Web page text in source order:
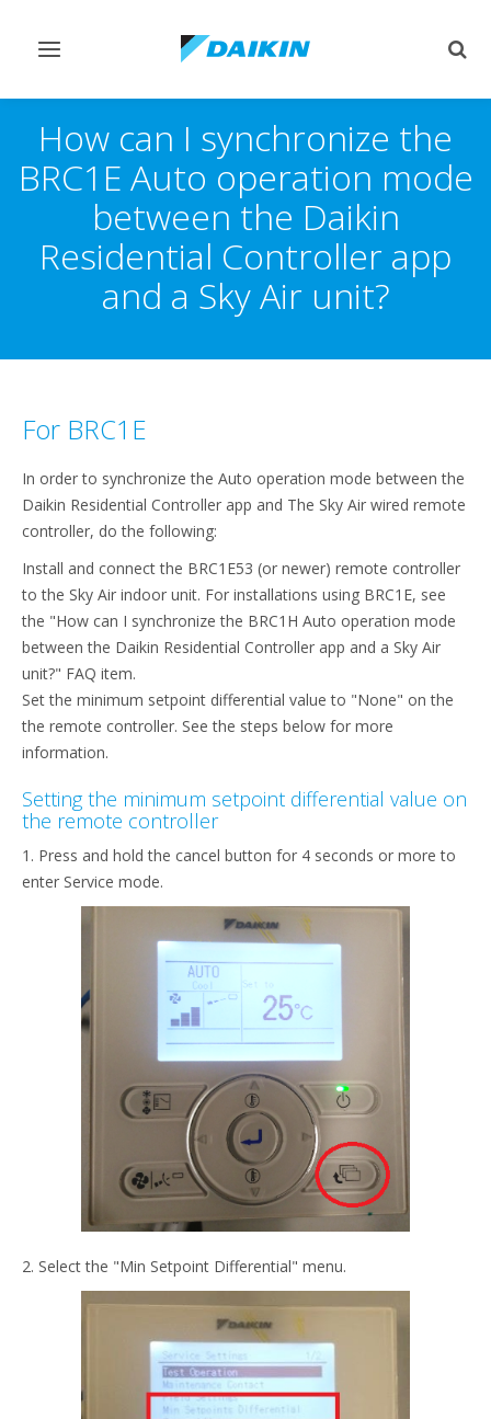
Εναλλαγή
πλοήγηση
How can I synchronize the
BRC1E Auto operation mode
between the Daikin
Residential Controller app
and a Sky Air unit?
For BRC1E
In order to synchronize the Auto operation mode between the
Daikin Residential Controller app and The Sky Air wired remote
controller, do the following:
​Install and connect the BRC1E53 (or newer) remote controller
to the Sky Air indoor unit. For installations using BRC1E, see
the "How can I synchronize the BRC1H Auto operation mode
between the Daikin Residential Controller app and a Sky Air
unit?" FAQ item.
Set the minimum setpoint differential value to "None" on the
the remote controller. See the steps below for more
information.
Setting the minimum setpoint differential value on
the remote controller
1. Press and hold the cancel button for 4 seconds or more to
enter Service mode.
2. Select the "Min Setpoint Differential" menu​.